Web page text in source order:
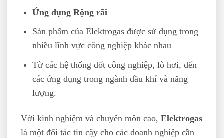
Ứng dụng Rộng rãi
Sản phẩm của Elektrogas được sử dụng trong
nhiều lĩnh vực công nghiệp khác nhau
Từ các hệ thống đốt công nghiệp, lò hơi, đến
các ứng dụng trong ngành dầu khí và năng
lượng.
Với kinh nghiệm và chuyên môn cao, Elektrogas
là một đối tác tin cậy cho các doanh nghiệp cần